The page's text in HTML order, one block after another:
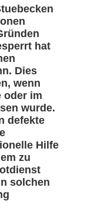
hat
Dies
wenn
oder im
wurde.
defekte
Hilfe
zu
solchen